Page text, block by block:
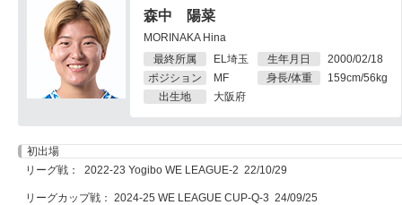
森中 陽菜
MORINAKA Hina
最終所属
EL埼玉
ポジション
MF
出生地
大阪府
生年月日
2000/02/18
身長/体重
159cm/56kg
初出場
リーグ戦： 2022-23 Yogibo WE LEAGUE-2 22/10/29
リーグカップ戦： 2024-25 WE LEAGUE CUP-Q-3 24/09/25